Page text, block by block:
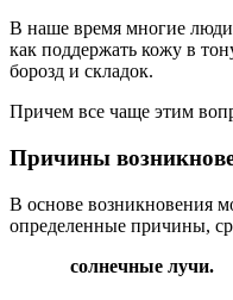
В наше время многие люди
как поддержать кожу в
борозд и складок.
Причем все чаще этим
Причины
В основе возникновения
определенные причины,
cолнечные лучи.